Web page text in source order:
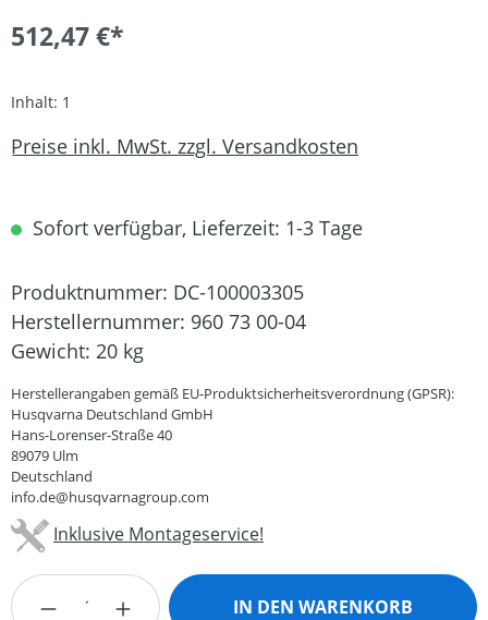
512,47 €*
Inhalt: 1
Preise inkl. MwSt. zzgl. Versandkosten
Sofort verfügbar, Lieferzeit: 1-3 Tage
Produktnummer: DC-100003305
Herstellernummer: 960 73 00-04
Gewicht: 20 kg
Herstellerangaben gemäß EU-Produktsicherheitsverordnung (GPSR):
Husqvarna Deutschland GmbH
Hans-Lorenser-Straße 40
89079 Ulm
Deutschland
info.de@husqvarnagroup.com
Inklusive Montageservice!
Produkt Anzahl: Gib den gewünschten
IN DEN WARENKORB